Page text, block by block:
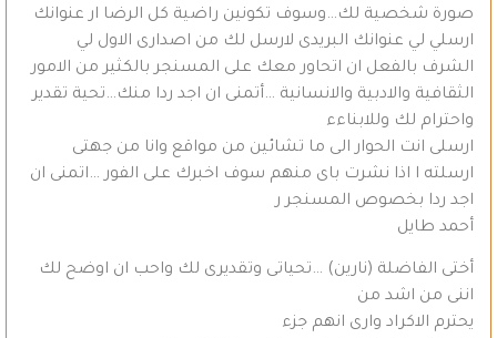
صورة شخصية لك…وسوف تكونين راضية كل الرضا ار عنوانك
ارسلي لي عنوانك البريدى لارسل لك من اصدارى الاول لي
الشرف بالفعل ان اتحاور معك على المسنجر بالكثير من الامور
الثقافية والادبية والانسانية …أتمنى ان اجد ردا منك…تحية تقدير
واحترام لك وللابناءء
ارسلى انت الحوار الى ما تشائين من مواقع وانا من جهتى
ارسلته ا اذا نشرت باى منهم سوف اخبرك على الفور …اتمنى ان
اجد ردا بخصوص المسنجر ر
أحمد طايل
أختى الفاضلة (نارين) …تحياتى وتقديرى لك واحب ان اوضح لك
اننى من اشد من
يحترم الاكراد وارى انهم جزء